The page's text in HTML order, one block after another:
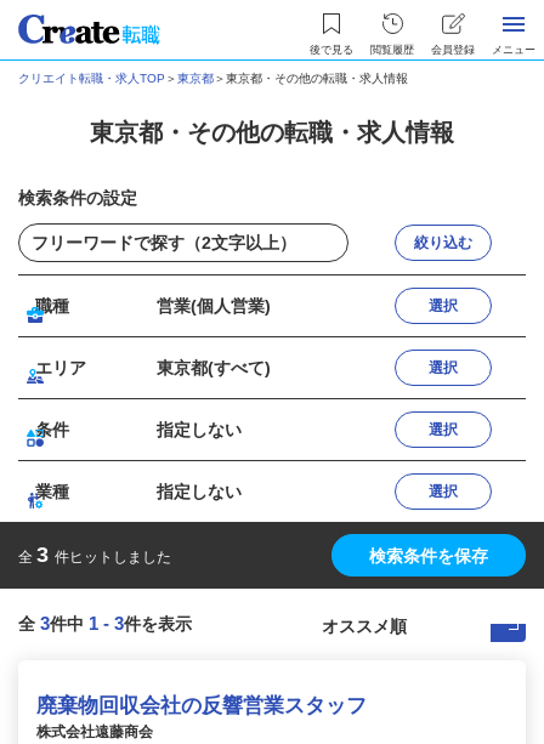
後で見る 閲覧履歴 会員登録 メニュー
クリエイト転職・求人TOP ＞東京都＞東京都・その他の転職・求人情報
東京都・その他の転職・求人情報
検索条件の設定
絞り込む
職種 営業(個人営業) 選択
エリア 東京都(すべて) 選択
条件 指定しない 選択
業種 指定しない 選択
全 3 件ヒットしました 検索条件を保存
全 3件中 1 - 3件を表示
廃棄物回収会社の反響営業スタッフ
株式会社遠藤商会